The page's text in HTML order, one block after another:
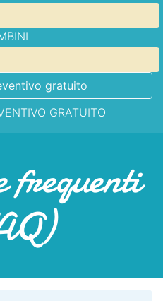
gratuito
GRATUITO
frequenti